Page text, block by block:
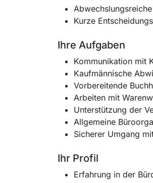
Kurze
Ihre Aufgaben
Kommunikation mit
Kaufmännische
Vorbereitende
Arbeiten mit
Unterstützung der
Allgemeine
Sicherer Umgang
Ihr Profil
Erfahrung in der